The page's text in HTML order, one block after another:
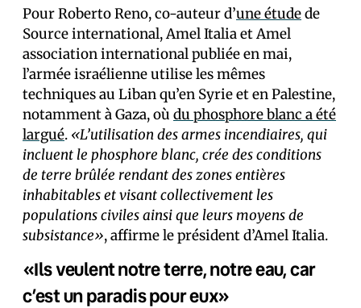
Pour Roberto Reno, co-auteur d’une étudede
Source international, Amel Italia et Amel
association international publiée en mai,
l’armée israélienne utilise les mêmes
techniques au Liban qu’en Syrie et en Palestine,
notamment à Gaza, où du phosphore blanc a été
largué. «L’utilisation des armes incendiaires, qui
incluent le phosphore blanc, crée des conditions
de terre brûlée rendant des zones entières
inhabitables et visant collectivement les
populations civiles ainsi que leurs moyens de
subsistance», affirme le président d’Amel Italia.
«Ils veulent notre terre, notre eau, car
c’est un paradis pour eux»